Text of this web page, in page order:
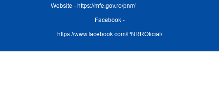
Website - https://mfe.gov.ro/pnrr/
Facebook -
https://www.facebook.com/PNRROficial/